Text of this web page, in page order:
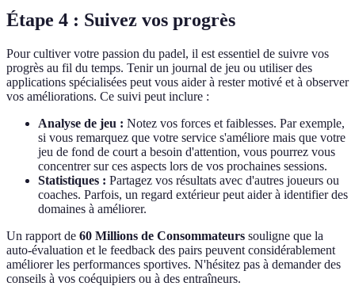
Étape 4 : Suivez vos progrès
Pour cultiver votre passion du padel, il est essentiel de suivre vos
progrès au fil du temps. Tenir un journal de jeu ou utiliser des
applications spécialisées peut vous aider à rester motivé et à observer
vos améliorations. Ce suivi peut inclure :
Analyse de jeu : Notez vos forces et faiblesses. Par exemple,
si vous remarquez que votre service s'améliore mais que votre
jeu de fond de court a besoin d'attention, vous pourrez vous
concentrer sur ces aspects lors de vos prochaines sessions.
Statistiques : Partagez vos résultats avec d'autres joueurs ou
coaches. Parfois, un regard extérieur peut aider à identifier des
domaines à améliorer.
Un rapport de 60 Millions de Consommateurs souligne que la
auto-évaluation et le feedback des pairs peuvent considérablement
améliorer les performances sportives. N'hésitez pas à demander des
conseils à vos coéquipiers ou à des entraîneurs.